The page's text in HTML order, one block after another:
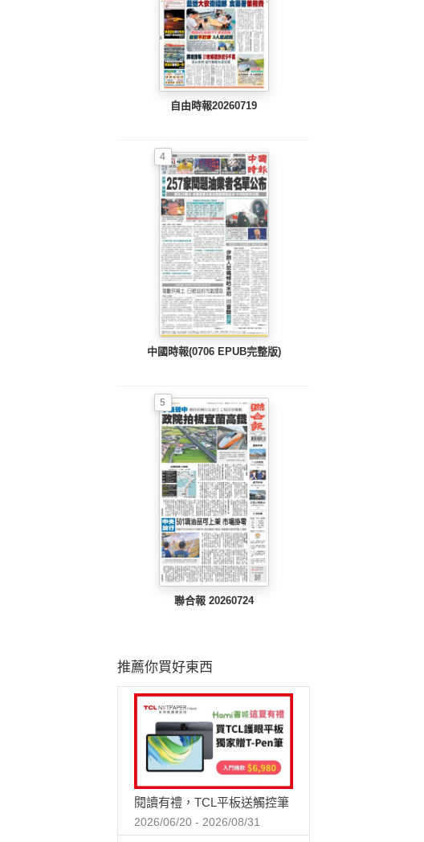
自由時報20260719
4
中國時報(0706 EPUB完整版)
5
聯合報 20260724
推薦你買好東西
閱讀有禮，TCL平板送觸控筆
2026/06/20 - 2026/08/31